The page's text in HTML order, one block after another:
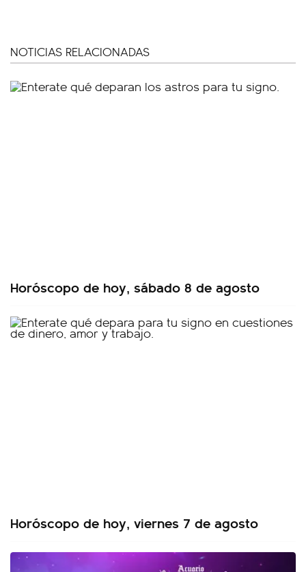
NOTICIAS RELACIONADAS
Horóscopo de hoy, sábado 8 de agosto
Horóscopo de hoy, viernes 7 de agosto